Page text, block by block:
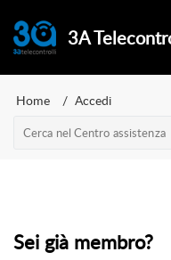
3A
Home Accedi
Sei già membro?